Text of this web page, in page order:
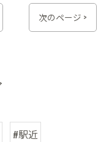
次のページ >
#駅近